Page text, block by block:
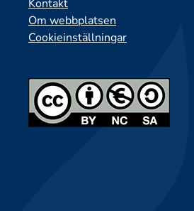
Kontakt
Om webbplatsen
Cookieinställningar